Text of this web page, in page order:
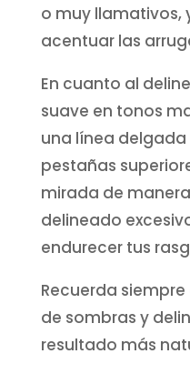
o muy llamativos,
acentuar las
En cuanto al
suave en tonos
una línea delgada
pestañas
mirada de
delineado
endurecer tus
Recuerda
de sombras y
resultado más